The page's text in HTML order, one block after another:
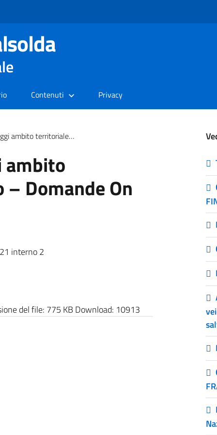
Contenuti Privacy
Menaggio – Domande On Line
ambito
Domande On
interno 2
del file: 775 KB Download: 10913